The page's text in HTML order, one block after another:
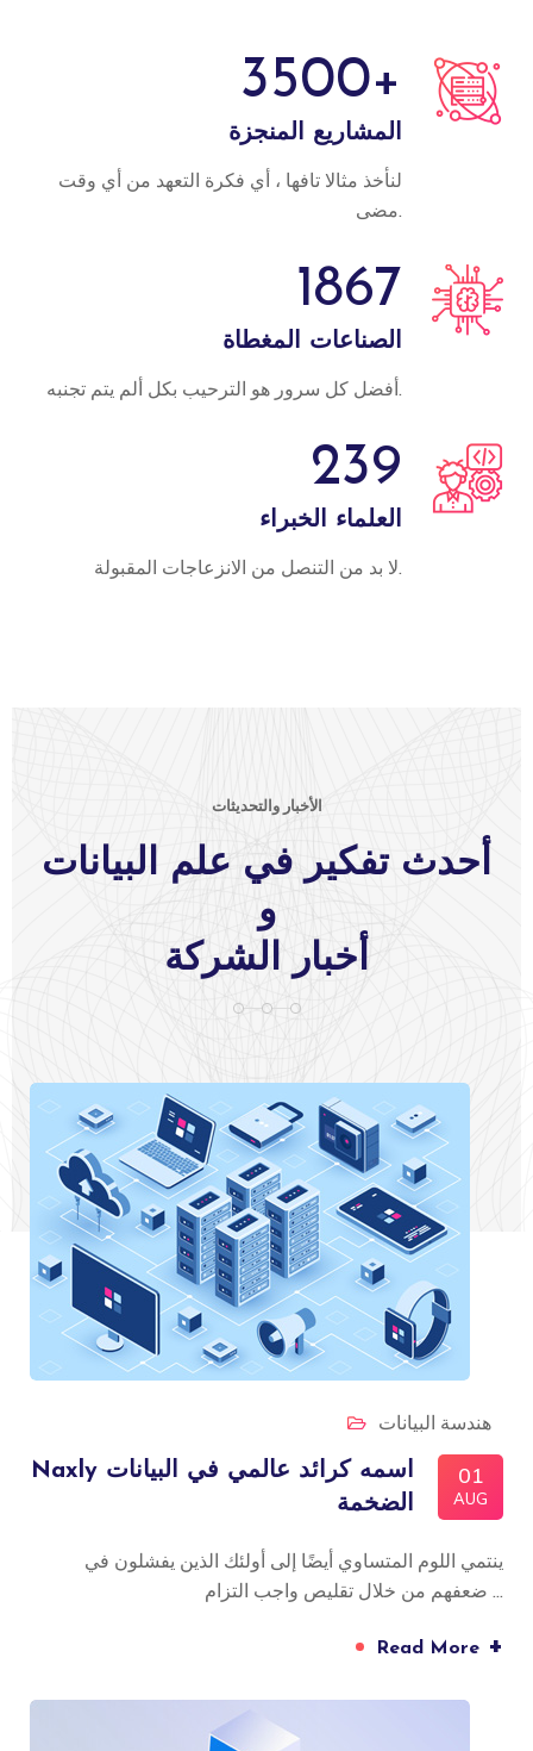
3500+
المشاريع المنجزة
لنأخذ مثالا تافها ، أي فكرة التعهد من أي وقت
مضى.
1867
الصناعات المغطاة
أفضل كل سرور هو الترحيب بكل ألم يتم تجنبه.
239
العلماء الخبراء
لا بد من التنصل من الانزعاجات المقبولة.
الأخبار والتحديثات
أحدث تفكير في علم البيانات
و
أخبار الشركة
هندسة البيانات
01
AUG
Naxly اسمه كرائد عالمي في البيانات
الضخمة
ينتمي اللوم المتساوي أيضًا إلى أولئك الذين يفشلون في
ضعفهم من خلال تقليص واجب التزام ...
Read More +